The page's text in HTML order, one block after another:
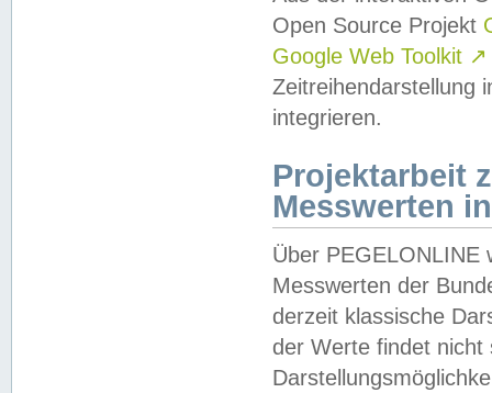
Open Source Projekt
Google Web Toolkit ↗
Zeitreihendarstellung
integrieren.
Projektarbeit
Messwerten
Über PEGELONLINE
Messwerten der
derzeit klassische
der Werte findet